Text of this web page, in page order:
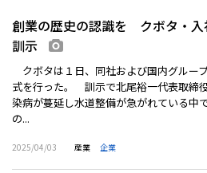
創業の歴史の認識を クボタ・入
訓示
クボタは１日、同社および国内グルー
式を行った。 訓示で北尾裕一代表取締
染病が蔓延し水道整備が急がれている中
の...
2025/04/03 産業 企業